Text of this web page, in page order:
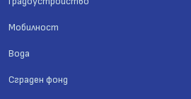
Мобилност
Вода
Сграден фонд